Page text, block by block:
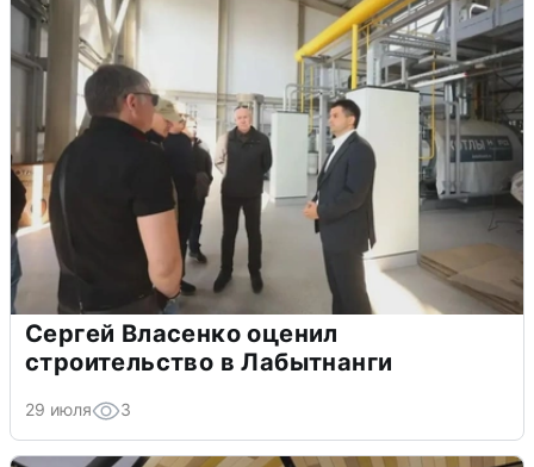
Сергей Власенко оценил
строительство в Лабытнанги
29 июля 3